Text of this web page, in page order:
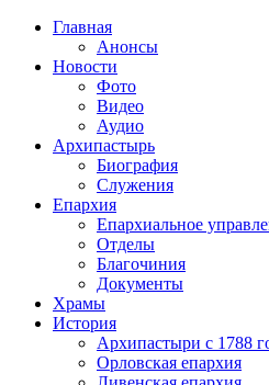
Главная
Анонсы
Новости
Фото
Видео
Аудио
Архипастырь
Биография
Служения
Епархия
Епархиальное
Отделы
Благочиния
Документы
Храмы
История
Архипастыри с 1788
Орловская епархия